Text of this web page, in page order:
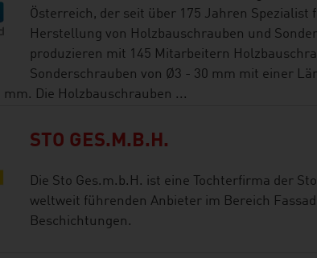
Österreich, der seit über 175 Jahren Spezialist
Herstellung von Holzbauschrauben und
produzieren mit 145 Mitarbeitern
Sonderschrauben von Ø3 - 30 mm mit einer
mm. Die Holzbauschrauben ...
STO GES.M.B.H.
Die Sto Ges.m.b.H. ist eine Tochterfirma der
weltweit führenden Anbieter im Bereich
Beschichtungen.